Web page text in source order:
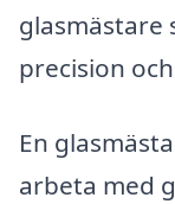
glasmästare
precision
En
arbeta med